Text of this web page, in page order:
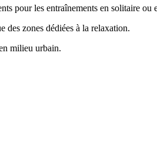
pour les entraînements en solitaire ou
des zones dédiées à la relaxation.
milieu urbain.